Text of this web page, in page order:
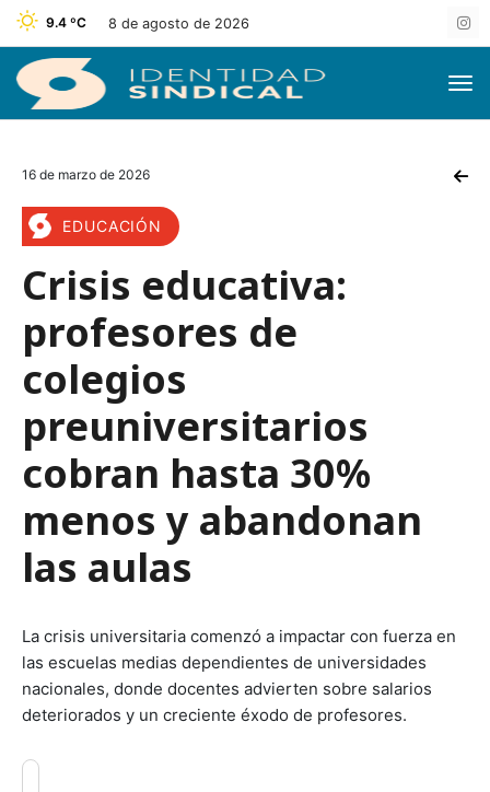
9.4 ºC 8 de agosto de 2026
16 de marzo de 2026
EDUCACIÓN
Crisis educativa:
profesores de
colegios
preuniversitarios
cobran hasta 30%
menos y abandonan
las aulas
La crisis universitaria comenzó a impactar con fuerza en
las escuelas medias dependientes de universidades
nacionales, donde docentes advierten sobre salarios
deteriorados y un creciente éxodo de profesores.